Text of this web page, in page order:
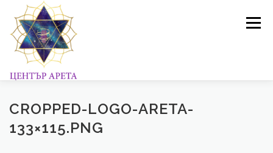
съдържанието
Меню
ПРОГРАМИ И ОБУЧЕНИЯ ГАЛЕРИЯ
CROPPED-LOGO-ARETA-
133×115.PNG